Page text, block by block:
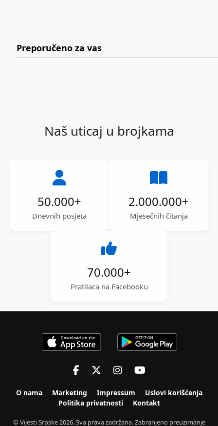
Preporučeno za vas
Naš uticaj u brojkama
50.000+
Dnevnih posjeta
2.000.000+
Mjesečnih čitanja
70.000+
Pratilaca na Facebooku
O nama Marketing Impressum
Uslovi korišćenja
Politika privatnosti
Kontakt
© Vijesti Srpske 2026. Sva prava zadržana. Zabranjeno preuzimanje